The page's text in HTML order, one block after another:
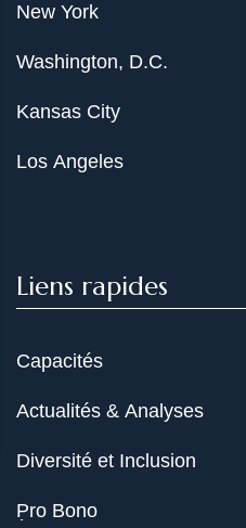
New York
Washington, D.C.
Kansas City
Los Angeles
Liens rapides
Capacités
Actualités & Analyses
Diversité et Inclusion
Pro Bono